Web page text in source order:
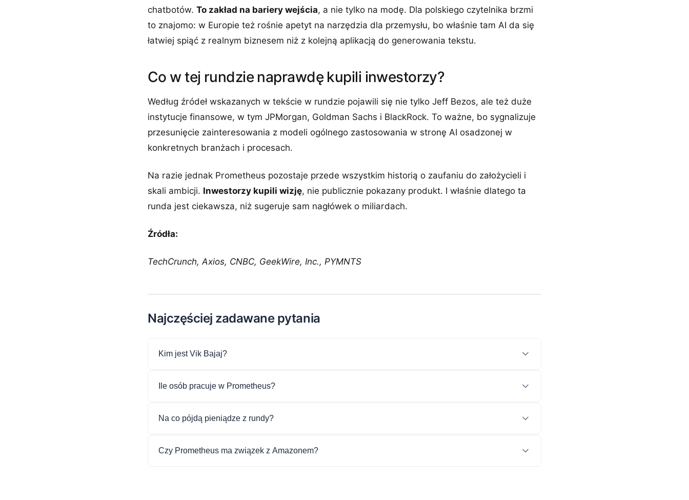
chatbotów. To zakład na bariery wejścia, a nie tylko na modę. Dla polskiego czytelnika brzmi
to znajomo: w Europie też rośnie apetyt na narzędzia dla przemysłu, bo właśnie tam AI da się
łatwiej spiąć z realnym biznesem niż z kolejną aplikacją do generowania tekstu.
Co w tej rundzie naprawdę kupili inwestorzy?
Według źródeł wskazanych w tekście w rundzie pojawili się nie tylko Jeff Bezos, ale też duże
instytucje finansowe, w tym JPMorgan, Goldman Sachs i BlackRock. To ważne, bo sygnalizuje
przesunięcie zainteresowania z modeli ogólnego zastosowania w stronę AI osadzonej w
konkretnych branżach i procesach.
Na razie jednak Prometheus pozostaje przede wszystkim historią o zaufaniu do założycieli i
skali ambicji. Inwestorzy kupili wizję, nie publicznie pokazany produkt. I właśnie dlatego ta
runda jest ciekawsza, niż sugeruje sam nagłówek o miliardach.
Źródła:
TechCrunch, Axios, CNBC, GeekWire, Inc., PYMNTS
Najczęściej zadawane pytania
Kim jest Vik Bajaj?
Ile osób pracuje w Prometheus?
Na co pójdą pieniądze z rundy?
Czy Prometheus ma związek z Amazonem?